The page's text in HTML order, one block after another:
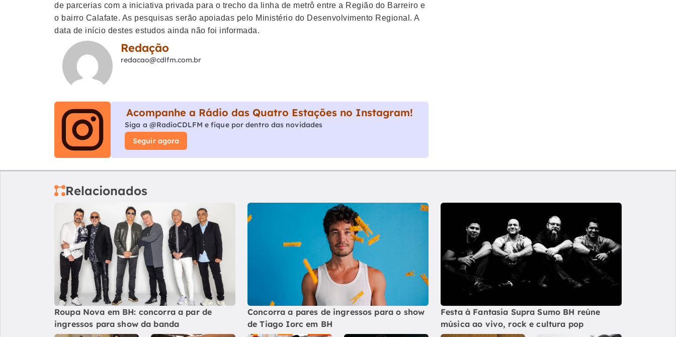
de parcerias com a iniciativa privada para o trecho da linha de metrô entre a Região do Barreiro e
o bairro Calafate. As pesquisas serão apoiadas pelo Ministério do Desenvolvimento Regional. A
data de início destes estudos ainda não foi informada.
Redação
redacao@cdlfm.com.br
Acompanhe a Rádio das Quatro Estações no Instagram!
Siga a @RadioCDLFM e fique por dentro das novidades
Seguir agora
Relacionados
Roupa Nova em BH: concorra a par de
ingressos para show da banda
Concorra a pares de ingressos para o show
de Tiago Iorc em BH
Festa à Fantasia Supra Sumo BH reúne
música ao vivo, rock e cultura pop